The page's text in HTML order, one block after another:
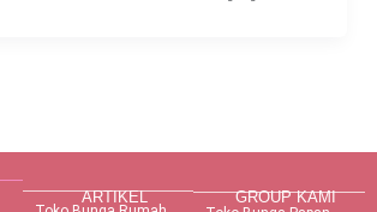
ARTIKEL GROUP KAMI